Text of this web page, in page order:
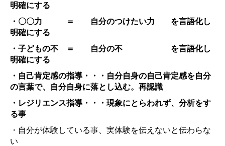
明確にする
・〇〇力 ＝ 自分のつけたい力 を言語化し
明確にする
・子どもの不 ＝ 自分の不 を言語化し
明確にする
・自己肯定感の指導・・・自分自身の自己肯定感を自分
の言葉で、自分自身に落とし込む。再認識
・レジリエンス指導・・・現象にとらわれず、分析をす
る事
・自分が体験している事、実体験を伝えないと伝わらな
い